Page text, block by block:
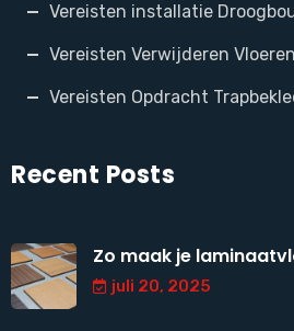
Vereisten installatie
Vereisten Verwijderen Vloeren
Vereisten Opdracht
Recent Posts
Zo maak je
juli 20, 2025